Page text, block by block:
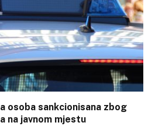
osoba sankcionisana zbog
na javnom mjestu